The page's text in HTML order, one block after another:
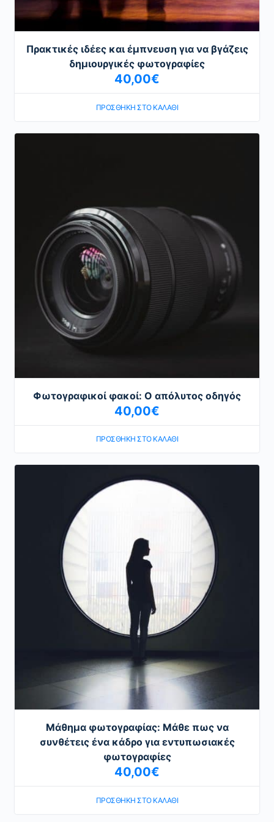
Πρακτικές ιδέες και έμπνευση για να βγάζεις
δημιουργικές φωτογραφίες
40,00€
ΠΡΟΣΘΉΚΗ ΣΤΟ ΚΑΛΆΘΙ
Φωτογραφικοί φακοί: Ο απόλυτος οδηγός
40,00€
ΠΡΟΣΘΉΚΗ ΣΤΟ ΚΑΛΆΘΙ
Μάθημα φωτογραφίας: Mάθε πως να
συνθέτεις ένα κάδρο για εντυπωσιακές
φωτογραφίες
40,00€
ΠΡΟΣΘΉΚΗ ΣΤΟ ΚΑΛΆΘΙ